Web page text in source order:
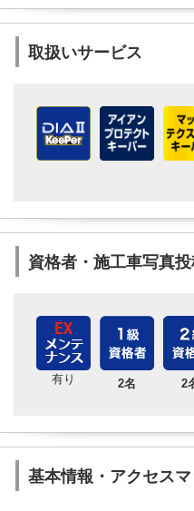
取扱いサービス
資格者・施工車写真
有り 2名 2
基本情報・アクセス